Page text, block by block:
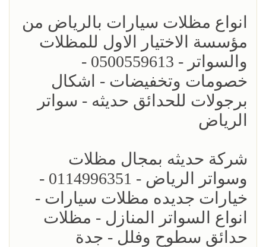
انواع مظلات سيارات بالرياض من
مؤسسة الاختيار الاول للمظلات
والسواتر - 0500559613 -
خصومات وتخفيضات - اشكال
برجولات للحدائق حديثه - سواتر
الرياض
شركة حديثه بمجال مظلات
وسواتر الرياض - 0114996351 -
خيارات جديده مظلات سيارات -
انواع السواتر المنازل - مظلات
حدائق سطوح وفلل - جدة